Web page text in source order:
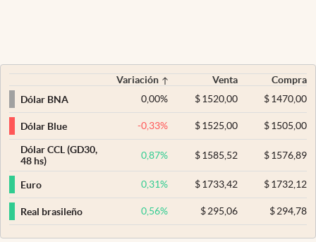
Variación Venta
Compra
Dólar BNA
0,00% $ 1520,00 $1470,00
Dólar Blue -0,33% $ 1525,00 $1505,00
Dólar CCL (GD30,
48 hs)
0,87% $ 1585,52 $1576,89
Euro 0,31% $ 1733,42 $1732,12
Real brasileño 0,56% $295,06 $294,78